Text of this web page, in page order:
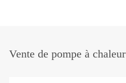
Vente de pompe à